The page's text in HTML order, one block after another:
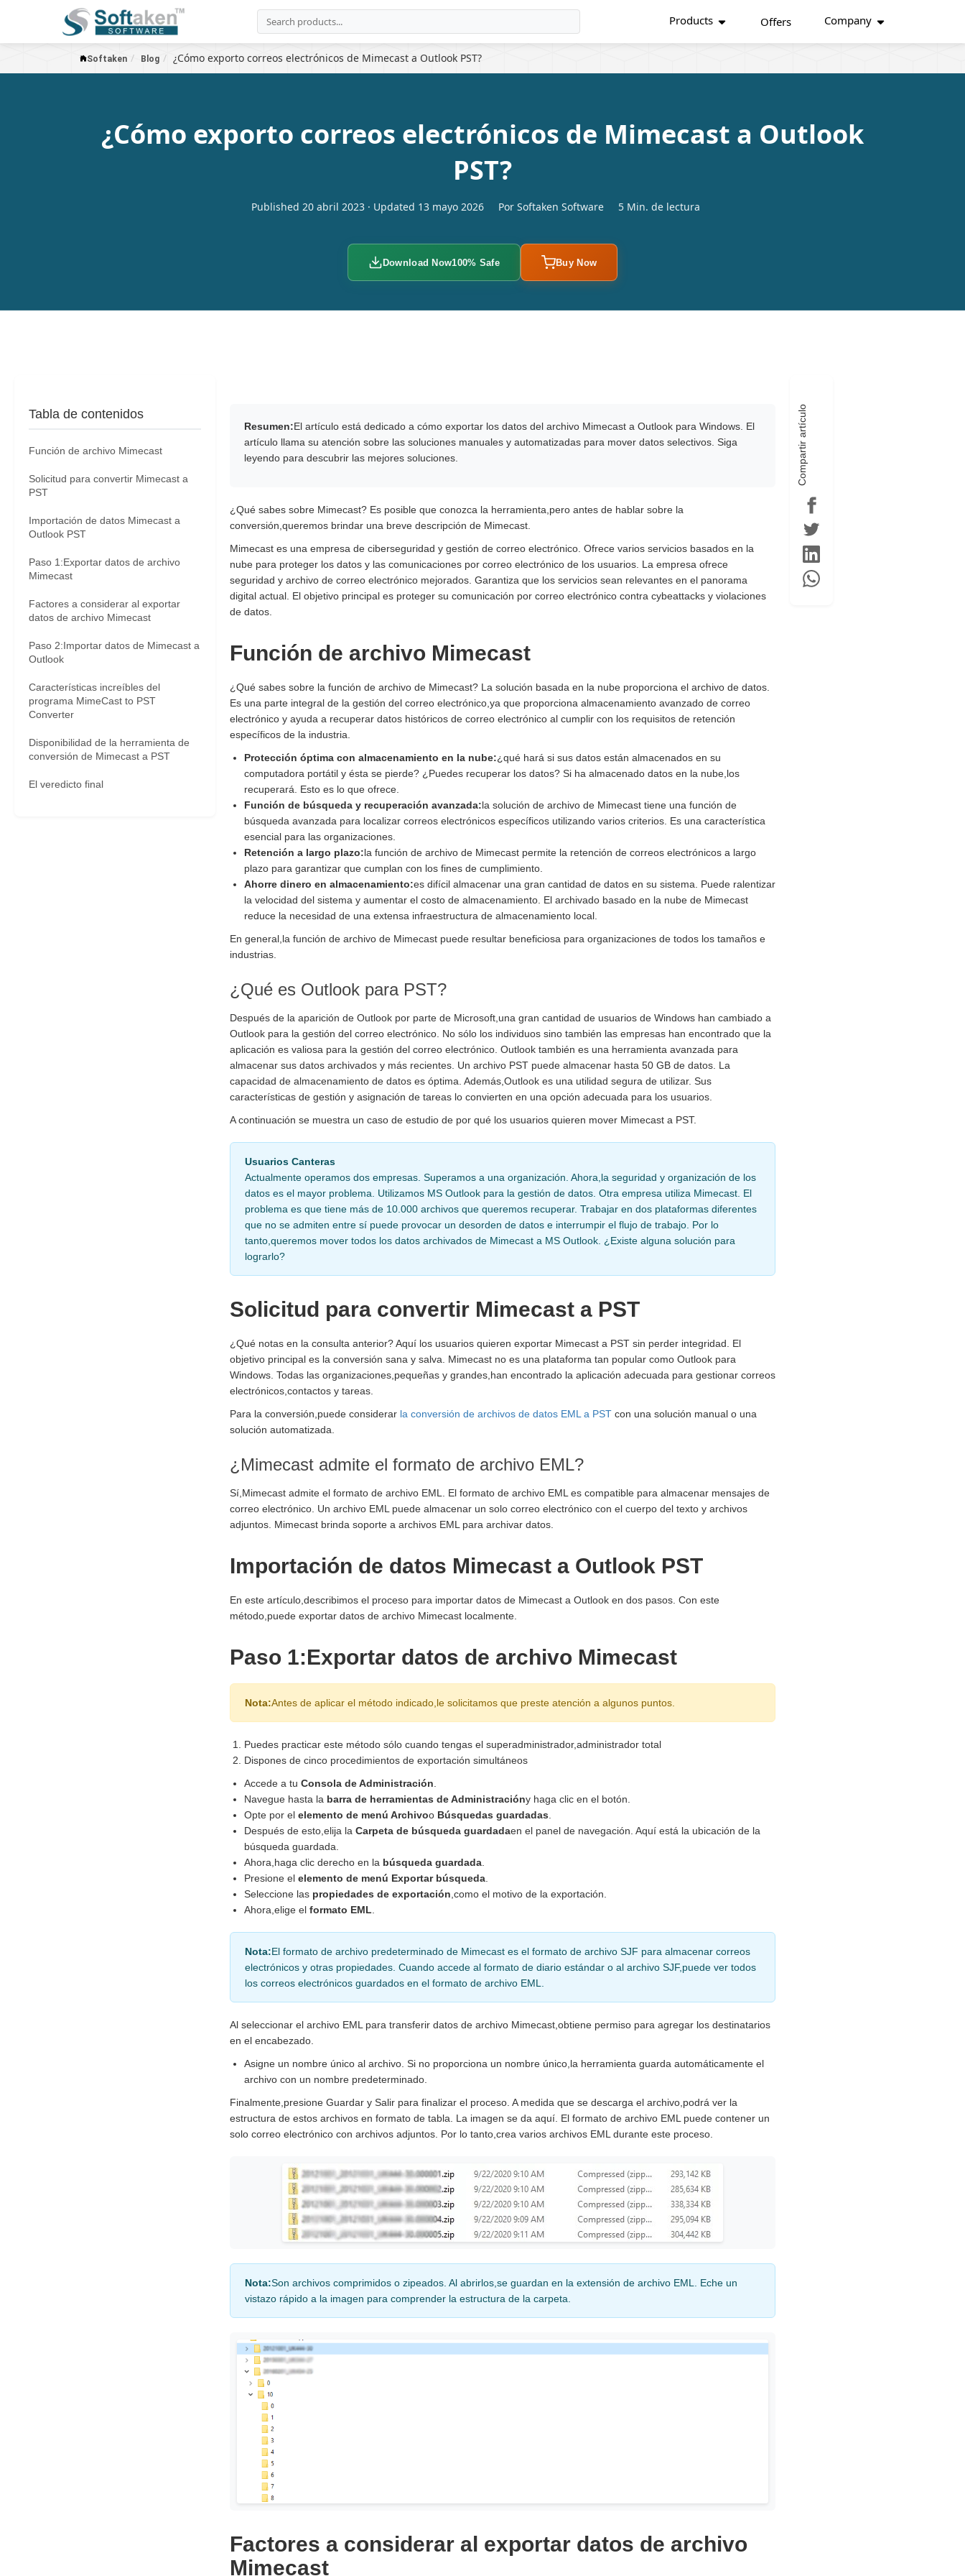
Products Offers Company
Softaken Blog ¿Cómo exporto correos electrónicos de Mimecast a Outlook PST?
¿Cómo exporto correos electrónicos de Mimecast a Outlook
PST?
Published 20 abril 2023 · Updated 13 mayo 2026 Por Softaken Software 5 Min. de lectura
Download Now100% Safe Buy Now
Tabla de contenidos
Función de archivo Mimecast
Solicitud para convertir Mimecast a
PST
Importación de datos Mimecast a
Outlook PST
Paso 1:Exportar datos de archivo
Mimecast
Factores a considerar al exportar
datos de archivo Mimecast
Paso 2:Importar datos de Mimecast a
Outlook
Características increíbles del
programa MimeCast to PST
Converter
Disponibilidad de la herramienta de
conversión de Mimecast a PST
El veredicto final
Resumen:El artículo está dedicado a cómo exportar los datos del archivo Mimecast a Outlook para Windows. El
artículo llama su atención sobre las soluciones manuales y automatizadas para mover datos selectivos. Siga
leyendo para descubrir las mejores soluciones.
¿Qué sabes sobre Mimecast? Es posible que conozca la herramienta,pero antes de hablar sobre la
conversión,queremos brindar una breve descripción de Mimecast.
Mimecast es una empresa de ciberseguridad y gestión de correo electrónico. Ofrece varios servicios basados ​​en la
nube para proteger los datos y las comunicaciones por correo electrónico de los usuarios. La empresa ofrece
seguridad y archivo de correo electrónico mejorados. Garantiza que los servicios sean relevantes en el panorama
digital actual. El objetivo principal es proteger su comunicación por correo electrónico contra cybeattacks y violaciones
de datos.
Función de archivo Mimecast
¿Qué sabes sobre la función de archivo de Mimecast? La solución basada en la nube proporciona el archivo de datos.
Es una parte integral de la gestión del correo electrónico,ya que proporciona almacenamiento avanzado de correo
electrónico y ayuda a recuperar datos históricos de correo electrónico al cumplir con los requisitos de retención
específicos de la industria.
Protección óptima con almacenamiento en la nube:¿qué hará si sus datos están almacenados en su
computadora portátil y ésta se pierde? ¿Puedes recuperar los datos? Si ha almacenado datos en la nube,los
recuperará. Esto es lo que ofrece.
Función de búsqueda y recuperación avanzada:la solución de archivo de Mimecast tiene una función de
búsqueda avanzada para localizar correos electrónicos específicos utilizando varios criterios. Es una característica
esencial para las organizaciones.
Retención a largo plazo:la función de archivo de Mimecast permite la retención de correos electrónicos a largo
plazo para garantizar que cumplan con los fines de cumplimiento.
Ahorre dinero en almacenamiento:es difícil almacenar una gran cantidad de datos en su sistema. Puede ralentizar
la velocidad del sistema y aumentar el costo de almacenamiento. El archivado basado en la nube de Mimecast
reduce la necesidad de una extensa infraestructura de almacenamiento local.
En general,la función de archivo de Mimecast puede resultar beneficiosa para organizaciones de todos los tamaños e
industrias.
¿Qué es Outlook para PST?
Después de la aparición de Outlook por parte de Microsoft,una gran cantidad de usuarios de Windows han cambiado a
Outlook para la gestión del correo electrónico. No sólo los individuos sino también las empresas han encontrado que la
aplicación es valiosa para la gestión del correo electrónico. Outlook también es una herramienta avanzada para
almacenar sus datos archivados y más recientes. Un archivo PST puede almacenar hasta 50 GB de datos. La
capacidad de almacenamiento de datos es óptima. Además,Outlook es una utilidad segura de utilizar. Sus
características de gestión y asignación de tareas lo convierten en una opción adecuada para los usuarios.
A continuación se muestra un caso de estudio de por qué los usuarios quieren mover Mimecast a PST.
Usuarios Canteras
Actualmente operamos dos empresas. Superamos a una organización. Ahora,la seguridad y organización de los
datos es el mayor problema. Utilizamos MS Outlook para la gestión de datos. Otra empresa utiliza Mimecast. El
problema es que tiene más de 10.000 archivos que queremos recuperar. Trabajar en dos plataformas diferentes
que no se admiten entre sí puede provocar un desorden de datos e interrumpir el flujo de trabajo. Por lo
tanto,queremos mover todos los datos archivados de Mimecast a MS Outlook. ¿Existe alguna solución para
lograrlo?
Solicitud para convertir Mimecast a PST
¿Qué notas en la consulta anterior? Aquí los usuarios quieren exportar Mimecast a PST sin perder integridad. El
objetivo principal es la conversión sana y salva. Mimecast no es una plataforma tan popular como Outlook para
Windows. Todas las organizaciones,pequeñas y grandes,han encontrado la aplicación adecuada para gestionar correos
electrónicos,contactos y tareas.
Para la conversión,puede considerar la conversión de archivos de datos EML a PST con una solución manual o una
solución automatizada.
¿Mimecast admite el formato de archivo EML?
Sí,Mimecast admite el formato de archivo EML. El formato de archivo EML es compatible para almacenar mensajes de
correo electrónico. Un archivo EML puede almacenar un solo correo electrónico con el cuerpo del texto y archivos
adjuntos. Mimecast brinda soporte a archivos EML para archivar datos.
Importación de datos Mimecast a Outlook PST
En este artículo,describimos el proceso para importar datos de Mimecast a Outlook en dos pasos. Con este
método,puede exportar datos de archivo Mimecast localmente.
Paso 1:Exportar datos de archivo Mimecast
Nota:Antes de aplicar el método indicado,le solicitamos que preste atención a algunos puntos.
Puedes practicar este método sólo cuando tengas el superadministrador,administrador total
Dispones de cinco procedimientos de exportación simultáneos
Accede a tu Consola de Administración
Navegue hasta la barra de herramientas de Administracióny haga clic en el botón.
Opte por el elemento de menú Archivoo Búsquedas guardadas
Después de esto,elija la Carpeta de búsqueda guardadaen el panel de navegación. Aquí está la ubicación de la
búsqueda guardada.
Ahora,haga clic derecho en la búsqueda guardada
Presione el elemento de menú Exportar búsqueda
Seleccione las propiedades de exportación ,como el motivo de la exportación.
Ahora,elige el formato EML
Nota:El formato de archivo predeterminado de Mimecast es el formato de archivo SJF para almacenar correos
electrónicos y otras propiedades. Cuando accede al formato de diario estándar o al archivo SJF,puede ver todos
los correos electrónicos guardados en el formato de archivo EML.
Al seleccionar el archivo EML para transferir datos de archivo Mimecast,obtiene permiso para agregar los destinatarios
en el encabezado.
Asigne un nombre único al archivo. Si no proporciona un nombre único,la herramienta guarda automáticamente el
archivo con un nombre predeterminado.
Finalmente,presione Guardar y Salir para finalizar el proceso. A medida que se descarga el archivo,podrá ver la
estructura de estos archivos en formato de tabla. La imagen se da aquí. El formato de archivo EML puede contener un
solo correo electrónico con archivos adjuntos. Por lo tanto,crea varios archivos EML durante este proceso.
Nota:Son archivos comprimidos o zipeados. Al abrirlos,se guardan en la extensión de archivo EML. Eche un
vistazo rápido a la imagen para comprender la estructura de la carpeta.
Factores a considerar al exportar datos de archivo
Mimecast
Compartir artículo